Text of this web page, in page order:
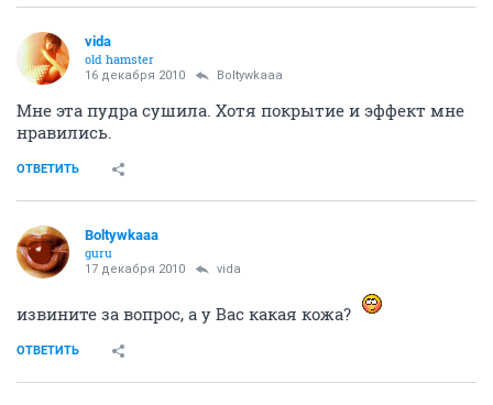
vida
old hamster
16 декабря 2010 Boltywkaaa
Мне эта пудра сушила. Хотя покрытие и эффект мне
нравились.
ОТВЕТИТЬ
Boltywkaaa
guru
17 декабря 2010 vida
извините за вопрос, а у Вас какая кожа?
ОТВЕТИТЬ